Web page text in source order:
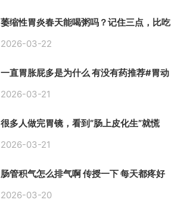
萎缩性胃炎春天能喝粥吗？记住三点，比吃
2026-03-22
一直胃胀屁多是为什么 有没有药推荐#胃动
2026-03-21
很多人做完胃镜，看到“肠上皮化生”就慌
到底严不严重？
2026-03-21
肠管积气怎么排气啊 传授一下 每天都疼好
2026-03-20